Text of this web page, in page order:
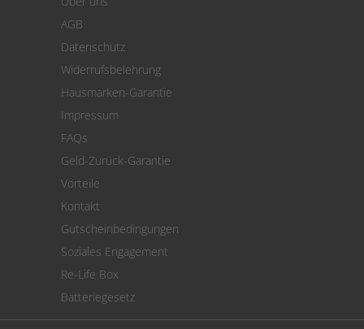
Cookie Einstellungen
AGB
Datenschutz
Widerrufsbelehrung
Hausmarken-Garantie
Impressum
FAQs
Geld-Zurück-Garantie
Vorteile
Kontakt
Gutscheinbedingungen
Soziales Engagement
Re-Life Box
Batteriegesetz